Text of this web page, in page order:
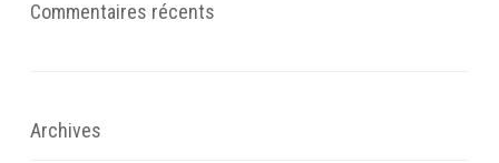
Commentaires récents
Archives